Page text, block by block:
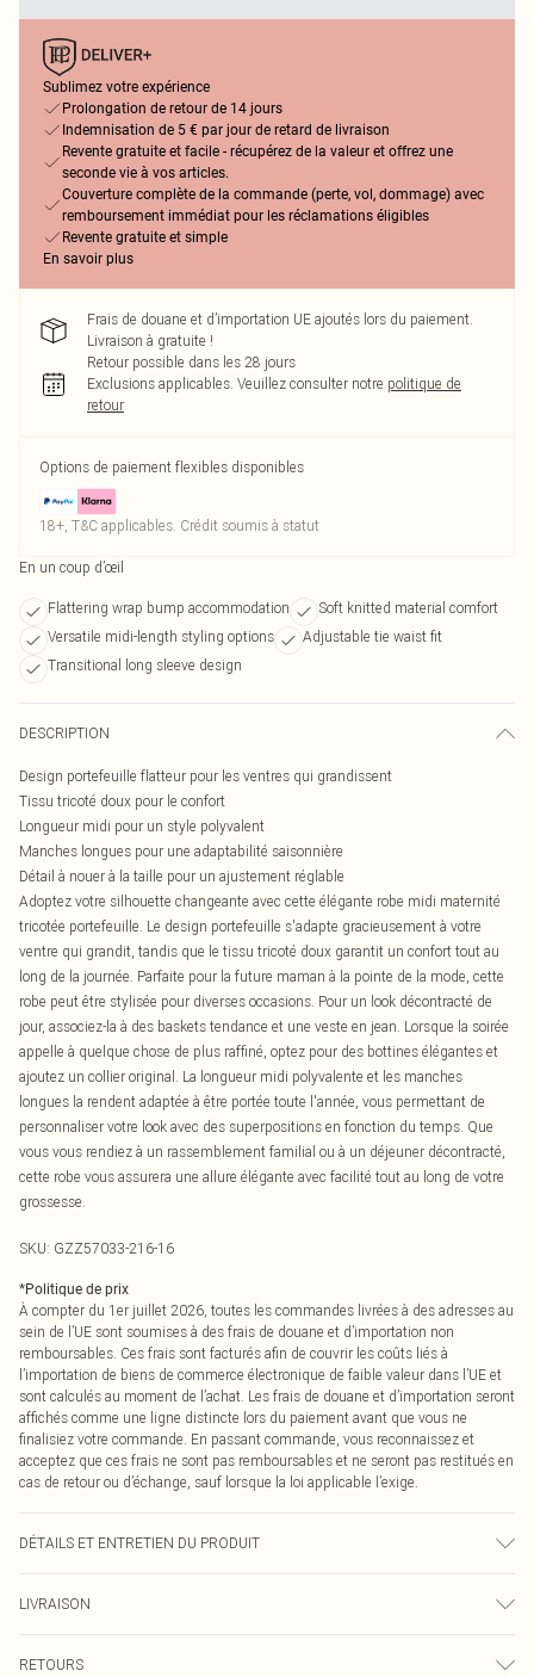
Sublimez votre expérience
Prolongation de retour de 14 jours
Indemnisation de 5 € par jour de retard de livraison
Revente gratuite et facile - récupérez de la valeur et offrez une
seconde vie à vos articles.
Couverture complète de la commande (perte, vol, dommage) avec
remboursement immédiat pour les réclamations éligibles
Revente gratuite et simple
En savoir plus
Frais de douane et d’importation UE ajoutés lors du paiement.
Livraison à gratuite !
Retour possible dans les 28 jours
Exclusions applicables. Veuillez consulter notre politique de
retour
Options de paiement flexibles disponibles
18+, T&C applicables. Crédit soumis à statut
En un coup d’œil
Flattering wrap bump accommodation
Soft knitted material comfort
Versatile midi-length styling options
Adjustable tie waist fit
Transitional long sleeve design
DESCRIPTION
Design portefeuille flatteur pour les ventres qui grandissent
Tissu tricoté doux pour le confort
Longueur midi pour un style polyvalent
Manches longues pour une adaptabilité saisonnière
Détail à nouer à la taille pour un ajustement réglable
Adoptez votre silhouette changeante avec cette élégante robe midi maternité
tricotée portefeuille. Le design portefeuille s'adapte gracieusement à votre
ventre qui grandit, tandis que le tissu tricoté doux garantit un confort tout au
long de la journée. Parfaite pour la future maman à la pointe de la mode, cette
robe peut être stylisée pour diverses occasions. Pour un look décontracté de
jour, associez-la à des baskets tendance et une veste en jean. Lorsque la soirée
appelle à quelque chose de plus raffiné, optez pour des bottines élégantes et
ajoutez un collier original. La longueur midi polyvalente et les manches
longues la rendent adaptée à être portée toute l'année, vous permettant de
personnaliser votre look avec des superpositions en fonction du temps. Que
vous vous rendiez à un rassemblement familial ou à un déjeuner décontracté,
cette robe vous assurera une allure élégante avec facilité tout au long de votre
grossesse.
SKU: GZZ57033-216-16
*Politique de prix
À compter du 1er juillet 2026, toutes les commandes livrées à des adresses au
sein de l’UE sont soumises à des frais de douane et d’importation non
remboursables. Ces frais sont facturés afin de couvrir les coûts liés à
l’importation de biens de commerce électronique de faible valeur dans l’UE et
sont calculés au moment de l’achat. Les frais de douane et d’importation seront
affichés comme une ligne distincte lors du paiement avant que vous ne
finalisiez votre commande. En passant commande, vous reconnaissez et
acceptez que ces frais ne sont pas remboursables et ne seront pas restitués en
cas de retour ou d’échange, sauf lorsque la loi applicable l’exige.
DÉTAILS ET ENTRETIEN DU PRODUIT
UK 10.
LIVRAISON
RETOURS